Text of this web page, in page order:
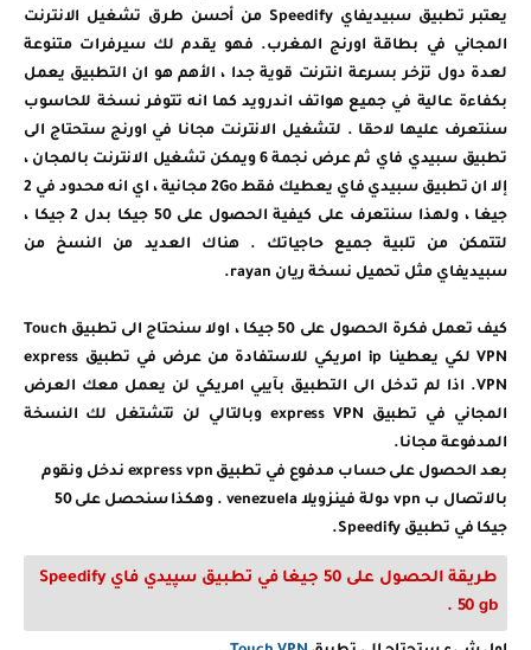
يعتبر تطبيق سبيديفاي Speedify من أحسن طرق تشغيل الانترنت
المجاني في بطاقة اورنج المغرب. فهو يقدم لك سيرفرات متنوعة
لعدة دول تزخر بسرعة انترنت قوية جدا ، الأهم هو ان التطبيق يعمل
بكفاءة عالية في جميع هواتف اندرويد كما انه تتوفر نسخة للحاسوب
سنتعرف عليها لاحقا . لتشغيل الانترنت مجانا في اورنج ستحتاج الى
تطبيق سبيدي فاي ثم عرض نجمة 6 ويمكن تشغيل الانترنت بالمجان ،
إلا ان تطبيق سبيدي فاي يعطيك فقط 2Go مجانية ، اي انه محدود في 2
جيغا ، ولهذا سنتعرف على كيفية الحصول على 50 جيكا بدل 2 جيكا ،
لتتمكن من تلبية جميع حاجياتك .هناك العديد من النسخ من
سبيديفاي مثل تحميل نسخة ريان rayan.
كيف تعمل فكرة الحصول على 50 جيكا ، اولا سنحتاج الى تطبيق Touch
VPN لكي يعطينا ip
امريكي للاستفادة من عرض في تطبيق express
VPN.
اذا لم تدخل الى التطبيق بآيبي امريكي لن يعمل معك العرض
المجاني في تطبيق express VPN
وبالتالي لن تتشتغل لك النسخة
المدفوعة مجانا.
بعد الحصول على حساب مدفوع في تطبيق express vpn ندخل ونقوم
بالاتصال ب vpn دولة فينزويلا venezuela . وهكذا سنحصل على 50
جيكا في تطبيق Speedify.
طريقة الحصول على 50 جيغا في تطبيق سپيدي فاي Speedify
50 gb .